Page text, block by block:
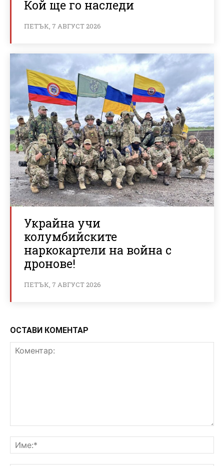
Кой ще го наследи
ПЕТЪК, 7 АВГУСТ 2026
Украйна учи
колумбийските
наркокартели на война с
дронове!
ПЕТЪК, 7 АВГУСТ 2026
ОСТАВИ КОМЕНТАР